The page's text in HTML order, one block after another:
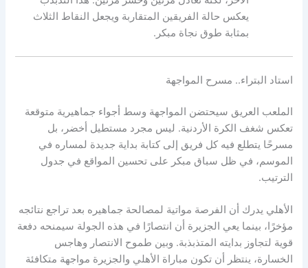
يعكس حالة الفريقين المتقاربة ويجعل النقاط الثلاث
بمثابة طوق نجاة مبكر.
استاد البتراء.. مسرح المواجهة
الملعب العريق سيحتضن المواجهة وسط أجواء جماهيرية متوقعة
تعكس شغف الكرة الأردنية. ليس مجرد مستطيل أخضر، بل
مسرحًا يتطلع فيه كل فريق إلى كتابة بداية جديدة لمساره في
الموسم، في ظل سباق مبكر على تحسين المواقع في جدول
الترتيب.
الأهلي يدرك أن الفرصة مواتية لمصالحة جماهيره بعد تراجع نتائجه
مؤخرًا، بينما يعي الجزيرة أن انتصارًا في هذه الجولة سيمنحه دفعة
قوية لتجاوز بدايته المتذبذبة. وبين طموح الانتصار وهاجس
الخسارة، ينتظر أن تكون مباراة الأهلي والجزيرة مواجهة متكافئة